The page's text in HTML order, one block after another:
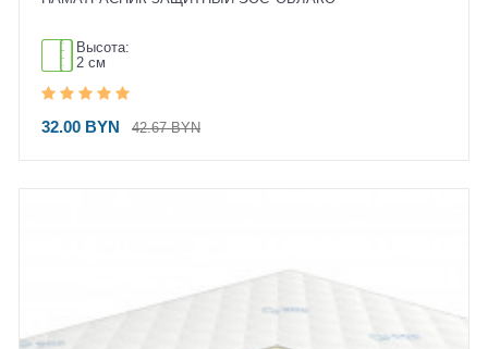
Высота:
2 см
32.00 BYN 42.67 BYN